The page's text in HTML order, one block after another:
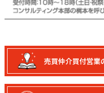
売買仲介買付営業